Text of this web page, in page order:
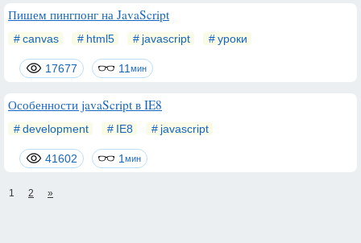
Пишем пингпонг на JavaScript
canvas html5 javascript уроки
17677 11 мин
Особенности javaScript в IE8
development IE8 javascript
41602 1 мин
1 2 »